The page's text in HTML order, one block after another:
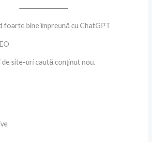
foarte bine împreună cu ChatGPT
site-uri caută conținut nou.